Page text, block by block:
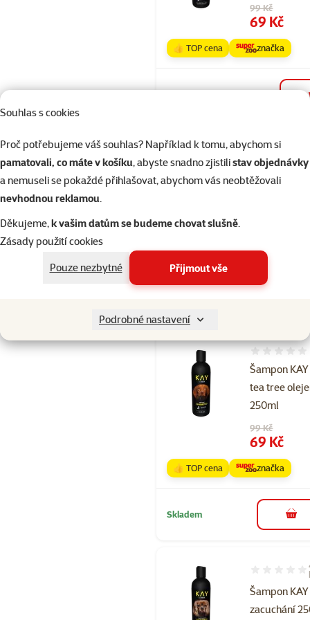
Souhlas s cookies
Proč potřebujeme váš souhlas? Například k tomu, abychom si
pamatovali, co máte v košíku, abyste snadno zjistilistav objednávky
a nemuseli se pokaždé přihlašovat, abychom vás neobtěžovali
nevhodnou reklamou.
Děkujeme,k vašim datům se budeme chovat slušně.
Zásady použití cookies
Pouze nezbytné
Přijmout vše
Podrobné nastavení
Původní cena
99 Kč
Cena
69 Kč
👍 TOP cena značka
Šampon
👍 TOP cena značka
Šampon KAY
tea tree
250ml
Hodnocení
Původní cena
99 Kč
Cena
69 Kč
👍 TOP cena značka
Skladem do
Šampon
zacuchání
Hodnocení